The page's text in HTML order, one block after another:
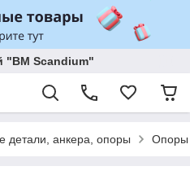
"BM Scandium"
детали, анкера, опоры Опоры